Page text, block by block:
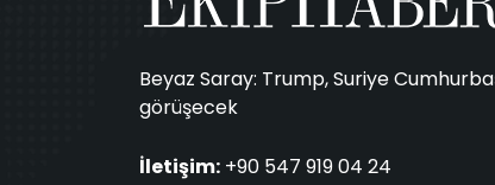
Beyaz Saray: Trump, Suriye
görüşecek
İletişim: +90 547 919 04 24